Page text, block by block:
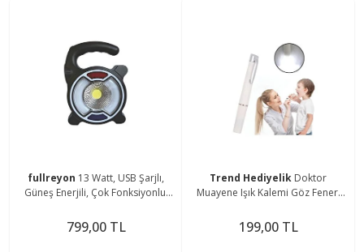
fullreyon 13 Watt, USB Şarjlı,
Güneş Enerjili, Çok Fonksiyonlu,
Kamp Feneri
799,00 TL
Trend Hediyelik Doktor
Muayene Işık Kalemi Göz Feneri
Kalemi Penlight
199,00 TL